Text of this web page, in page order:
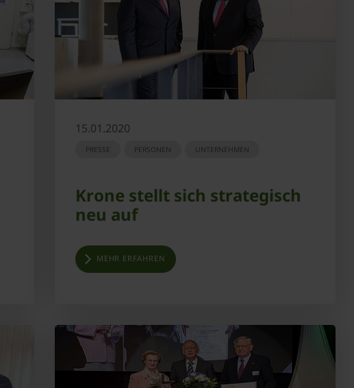
15.01.2020
PRESSE PERSONEN UNTERNEHMEN
Krone stellt sich strategisch
neu auf
MEHR ERFAHREN